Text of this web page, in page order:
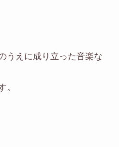
うえに成り立った音楽な
。